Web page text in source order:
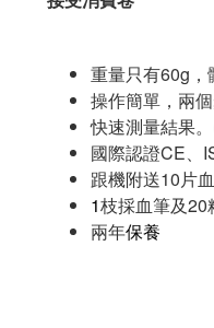
重量只有60g
操作簡單，兩
快速測量結果
國際認證CE、
跟機附送10片
1枝採血筆及20
兩年保養